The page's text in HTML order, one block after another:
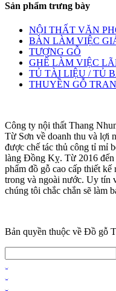
Sản phẩm trưng bày
NỘI THẤT VĂN
BÀN LÀM VIỆC
TƯỢNG GỖ
GHẾ LÀM VIỆC
TỦ TÀI LIỆU / TỦ
THUYỀN GỖ
Công ty nội thất Thang
Từ Sơn về doanh thu và lợi
được chế tác thủ công tỉ mỉ
làng Đồng Kỵ. Từ 2016 đến
phẩm đồ gỗ cao cấp thiết kế
trong và ngoài nước. Uy tín
chúng tôi chắc chắn sẽ làm
Bản quyền thuộc về Đồ gỗ